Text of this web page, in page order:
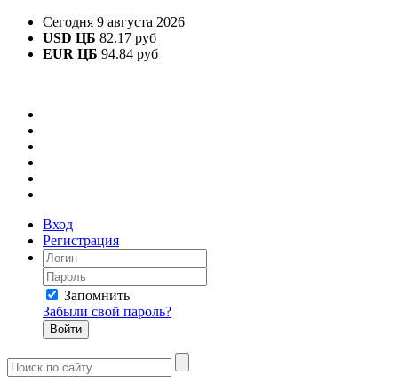
Сегодня 9 августа 2026
USD ЦБ 82.17 руб
EUR ЦБ 94.84 руб
Вход
Регистрация
Запомнить
Забыли свой пароль?